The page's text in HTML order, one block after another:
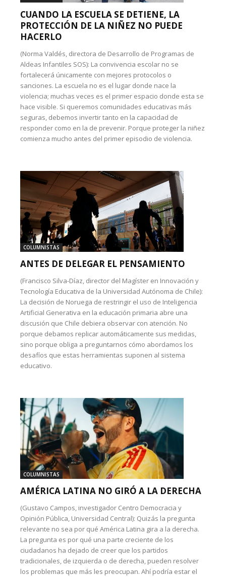
CUANDO LA ESCUELA SE DETIENE, LA
PROTECCIÓN DE LA NIÑEZ NO PUEDE
HACERLO
(Norma Valdés, directora de Desarrollo de Programas de
Aldeas Infantiles SOS): La convivencia escolar no se
fortalecerá únicamente con mejores protocolos o
sanciones. La escuela no es el lugar donde nace la
violencia; muchas veces es el primer espacio donde esta se
hace visible. Si queremos comunidades educativas más
seguras, debemos invertir tanto en la capacidad de
responder como en la de prevenir. Porque proteger la niñez
comienza mucho antes del primer episodio de violencia.
COLUMNISTAS
ANTES DE DELEGAR EL PENSAMIENTO
(Francisco Silva-Díaz, director del Magíster en Innovación y
Tecnología Educativa de la Universidad Autónoma de Chile):
La decisión de Noruega de restringir el uso de Inteligencia
Artificial Generativa en la educación primaria abre una
discusión que Chile debiera observar con atención. No
porque debamos replicar automáticamente sus medidas,
sino porque obliga a preguntarnos cómo abordamos los
desafíos que estas herramientas suponen al sistema
educativo.
COLUMNISTAS
AMÉRICA LATINA NO GIRÓ A LA DERECHA
(Gustavo Campos, investigador Centro Democracia y
Opinión Pública, Universidad Central): Quizás la pregunta
relevante no sea por qué América Latina gira a la derecha.
La pregunta es por qué una parte creciente de los
ciudadanos ha dejado de creer que los partidos
tradicionales, de izquierda o de derecha, pueden resolver
los problemas que más les preocupan. Ahí podría estar el